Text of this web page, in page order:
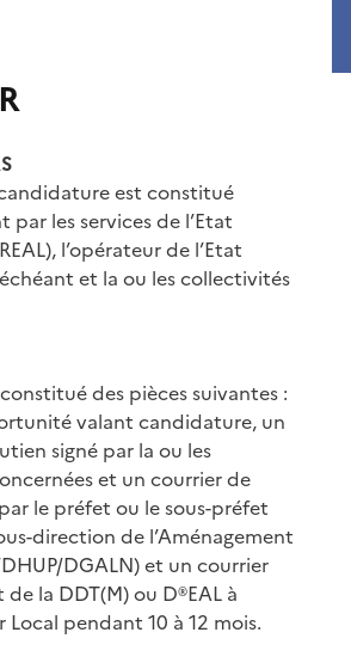
est constitué
les services de l’Etat
l’opérateur de l’Etat
et la ou les collectivités
des pièces suivantes :
valant candidature, un
signé par la ou les
et un courrier de
le préfet ou le sous-préfet
direction de l’Aménagement
DGALN) et un courrier
de la DDT(M) ou D®EAL à
Local pendant 10 à 12 mois.